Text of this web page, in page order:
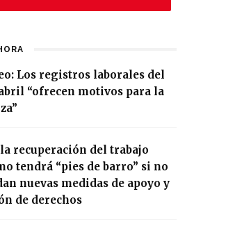
Los registros laborales del
“ofrecen motivos para la
la recuperación del trabajo
tendrá “pies de barro” si no
nuevas medidas de apoyo y
de derechos